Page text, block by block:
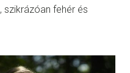
szikrázóan fehér és